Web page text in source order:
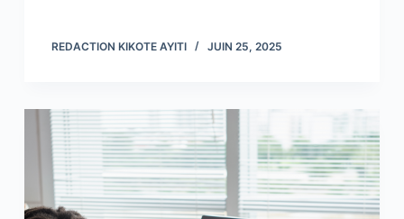
REDACTION KIKOTE AYITI JUIN 25, 2025